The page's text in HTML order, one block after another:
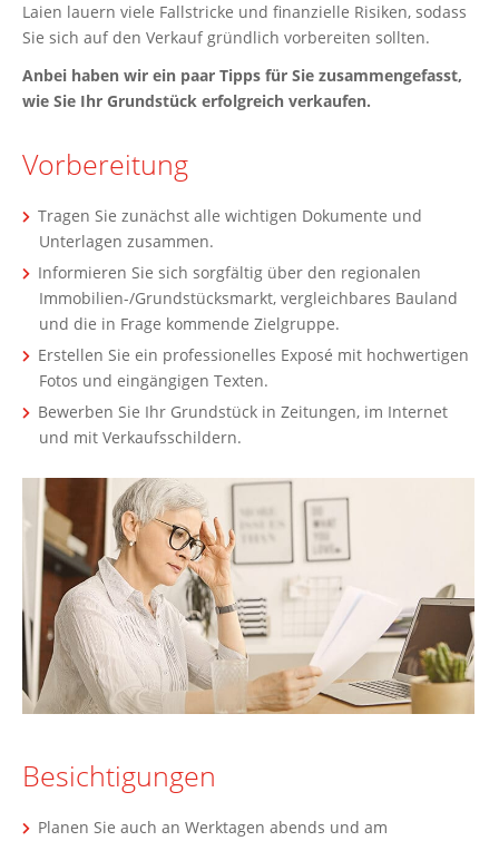
Laien lauern viele Fallstricke und finanzielle Risiken, sodass
Sie sich auf den Verkauf gründlich vorbereiten sollten.
Anbei haben wir ein paar Tipps für Sie zusammengefasst,
wie Sie Ihr Grundstück erfolgreich verkaufen.
Vorbereitung
Tragen Sie zunächst alle wichtigen Dokumente und
Unterlagen zusammen.
Informieren Sie sich sorgfältig über den regionalen
Immobilien-/Grundstücksmarkt, vergleichbares Bauland
und die in Frage kommende Zielgruppe.
Erstellen Sie ein professionelles Exposé mit hochwertigen
Fotos und eingängigen Texten.
Bewerben Sie Ihr Grundstück in Zeitungen, im Internet
und mit Verkaufsschildern.
Besichtigungen
Planen Sie auch an Werktagen abends und am